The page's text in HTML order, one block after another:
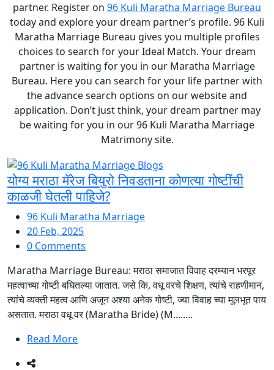
partner. Register on 96 Kuli Maratha Marriage Bureau
today and explore your dream partner’s profile. 96 Kuli
Maratha Marriage Bureau gives you multiple profiles
choices to search for your Ideal Match. Your dream
partner is waiting for you in our Maratha Marriage
Bureau. Here you can search for your life partner with
the advance search options on our website and
application. Don’t just think, your dream partner may
be waiting for you in our 96 Kuli Maratha Marriage
Matrimony site.
योग्य मराठा मॅरेज बियुरो निवडताना कोणत्या गोष्टींची
काळजी घेतली पाहिजे?
96 Kuli Maratha Marriage
20 Feb, 2025
0 Comments
Maratha Marriage Bureau: मराठा समाजात विवाह दरम्यान भरपूर
महत्वाच्या गोष्टी बघितल्या जातात. जसे कि, वधू वरचे शिक्षण, त्यांचे राहणीमान,
त्यांचे व्यक्ती महत्व आणि अजून अश्या अनेक गोष्टी, ज्या विवाह च्या मूलभूत पाय
असतात. मराठा वधू वर (Maratha Bride) (M........
Read More